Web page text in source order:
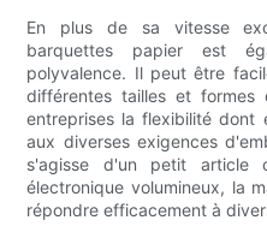
En plus de sa vitesse
barquettes papier est
polyvalence. Il peut être
différentes tailles et formes
entreprises la flexibilité dont
aux diverses exigences
s'agisse d'un petit article
électronique volumineux, la
répondre efficacement à